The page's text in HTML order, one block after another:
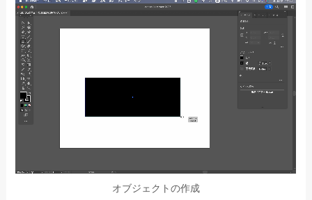
オブジェクトの作成